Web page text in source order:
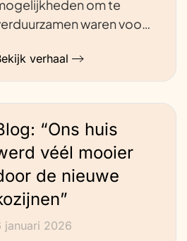
om te
waren voo…
verhaal
“Ons huis
véél mooier
de nieuwe
januari 2026